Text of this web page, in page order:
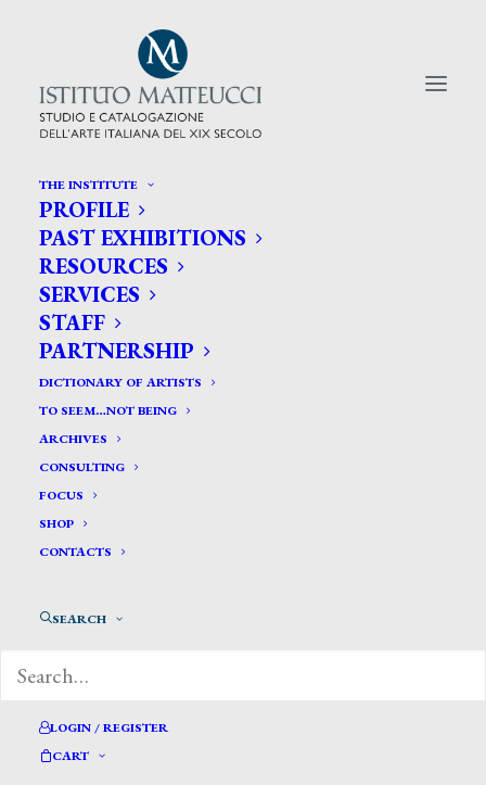
THE INSTITUTE
PROFILE
PAST EXHIBITIONS
RESOURCES
SERVICES
STAFF
PARTNERSHIP
DICTIONARY OF ARTISTS
TO SEEM…NOT BEING
ARCHIVES
CONSULTING
FOCUS
SHOP
CONTACTS
SEARCH
LOGIN / REGISTER
CART
CERCA TRA GLI ARTISTI:
Search
for:
Ronzoni Pietro *
Sedrina (Bergamo) 1781 – Bergamo 1862
guidato da L. Campovecchio. Nella città
pontificia entrò in contatto con A. Canova e